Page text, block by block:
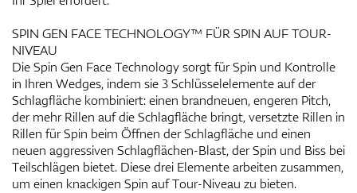
SPIN GEN FACE TECHNOLOGY™ FÜR SPIN AUF TOUR-
NIVEAU
Die Spin Gen Face Technology sorgt für Spin und Kontrolle
in Ihren Wedges, indem sie 3 Schlüsselelemente auf der
Schlagfläche kombiniert: einen brandneuen, engeren Pitch,
der mehr Rillen auf die Schlagfläche bringt, versetzte Rillen in
Rillen für Spin beim Öffnen der Schlagfläche und einen
neuen aggressiven Schlagflächen-Blast, der Spin und Biss bei
Teilschlägen bietet. Diese drei Elemente arbeiten zusammen,
um einen knackigen Spin auf Tour-Niveau zu bieten.